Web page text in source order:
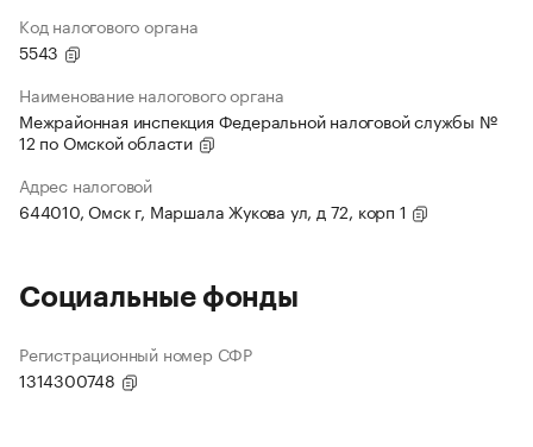
Код налогового органа
5543
Наименование налогового органа
Межрайонная инспекция Федеральной налоговой службы №
12 по Омской области
Адрес налоговой
644010, Омск г, Маршала Жукова ул, д 72, корп 1
Социальные фонды
Регистрационный номер СФР
1314300748